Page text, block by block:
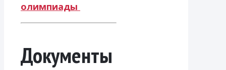
олимпиады
Документы